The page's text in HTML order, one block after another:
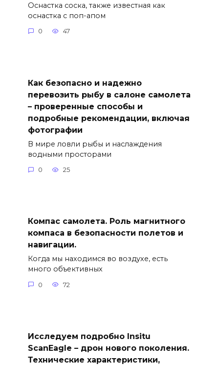
Оснастка соска, также известная как
оснастка с поп-апом
0 47
Как безопасно и надежно
перевозить рыбу в салоне самолета
– проверенные способы и
подробные рекомендации, включая
фотографии
В мире ловли рыбы и наслаждения
водными просторами
0 25
Компас самолета. Роль магнитного
компаса в безопасности полетов и
навигации.
Когда мы находимся во воздухе, есть
много объективных
0 72
Исследуем подробно Insitu
ScanEagle – дрон нового поколения.
Технические характеристики,